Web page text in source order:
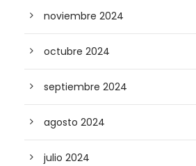
noviembre 2024
octubre 2024
septiembre 2024
agosto 2024
julio 2024